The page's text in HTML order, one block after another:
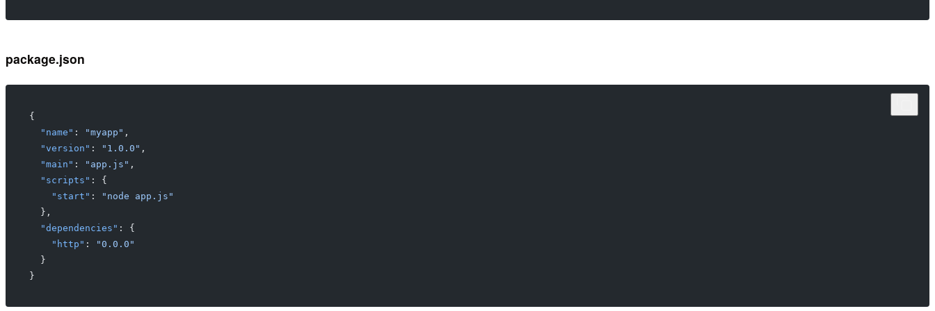
package.json
{
  "name"
: "myapp" ,
  "version"
: "1.0.0" ,
  "main"
: "app.js" ,
  "scripts"
: {
    "start"
:
"node app.js"
  },
  "dependencies"
: {
    "http"
:
"0.0.0"
  }
}